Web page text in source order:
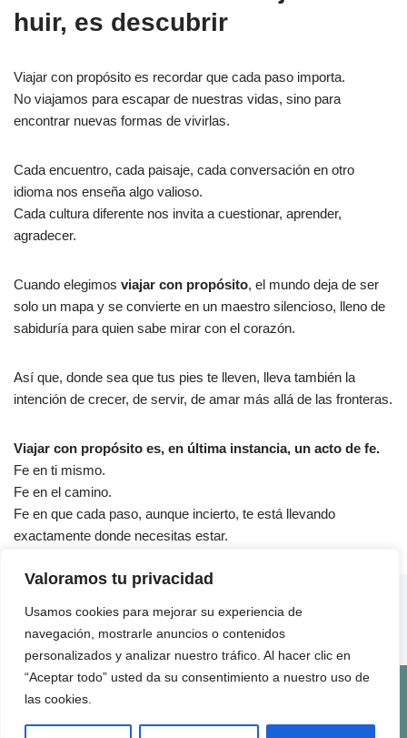
Valoramos tu privacidad
Usamos cookies para mejorar su experiencia de
navegación, mostrarle anuncios o contenidos
personalizados y analizar nuestro tráfico. Al hacer clic en
“Aceptar todo” usted da su consentimiento a nuestro uso de
las cookies.
huir, es descubrir
Viajar con propósito es recordar que cada paso importa.
No viajamos para escapar de nuestras vidas, sino para
encontrar nuevas formas de vivirlas.
Cada encuentro, cada paisaje, cada conversación en otro
idioma nos enseña algo valioso.
Cada cultura diferente nos invita a cuestionar, aprender,
agradecer.
Cuando elegimos viajar con propósito, el mundo deja de ser
solo un mapa y se convierte en un maestro silencioso, lleno de
sabiduría para quien sabe mirar con el corazón.
Así que, donde sea que tus pies te lleven, lleva también la
intención de crecer, de servir, de amar más allá de las fronteras.
Viajar con propósito es, en última instancia, un acto de fe.
Fe en ti mismo.
Fe en el camino.
Fe en que cada paso, aunque incierto, te está llevando
exactamente donde necesitas estar.
QUIÉNES SOMOS
CONTACTO
Términos de Uso Politica de Privacidad
Politica de Cookies
Politica de Comentarios